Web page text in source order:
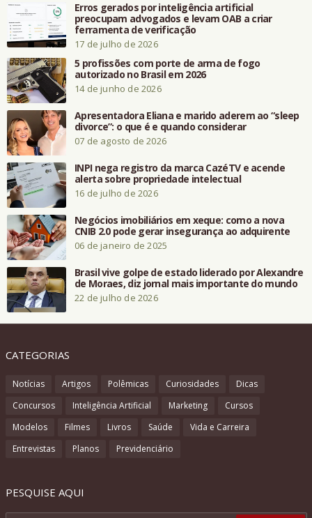
Erros gerados por inteligência artificial
preocupam advogados e levam OAB a criar
ferramenta de verificação
17 de julho de 2026
5 profissões com porte de arma de fogo
autorizado no Brasil em 2026
14 de junho de 2026
Apresentadora Eliana e marido aderem ao “sleep
divorce”: o que é e quando considerar
07 de agosto de 2026
INPI nega registro da marca CazéTV e acende
alerta sobre propriedade intelectual
16 de julho de 2026
Negócios imobiliários em xeque: como a nova
CNIB 2.0 pode gerar insegurança ao adquirente
06 de janeiro de 2025
Brasil vive golpe de estado liderado por Alexandre
de Moraes, diz jornal mais importante do mundo
22 de julho de 2026
CATEGORIAS
Notícias Artigos Polêmicas Curiosidades
Dicas
Concursos
Inteligência Artificial Marketing
Cursos
Modelos
Filmes Livros Saúde
Vida e Carreira
Entrevistas
Planos Previdenciário
PESQUISE AQUI